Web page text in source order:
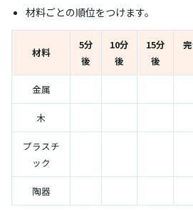
材料ごとの順位をつけます。
材料
5分
後
10分
後
15分
後
金属
木
プラスチ
ック
陶器